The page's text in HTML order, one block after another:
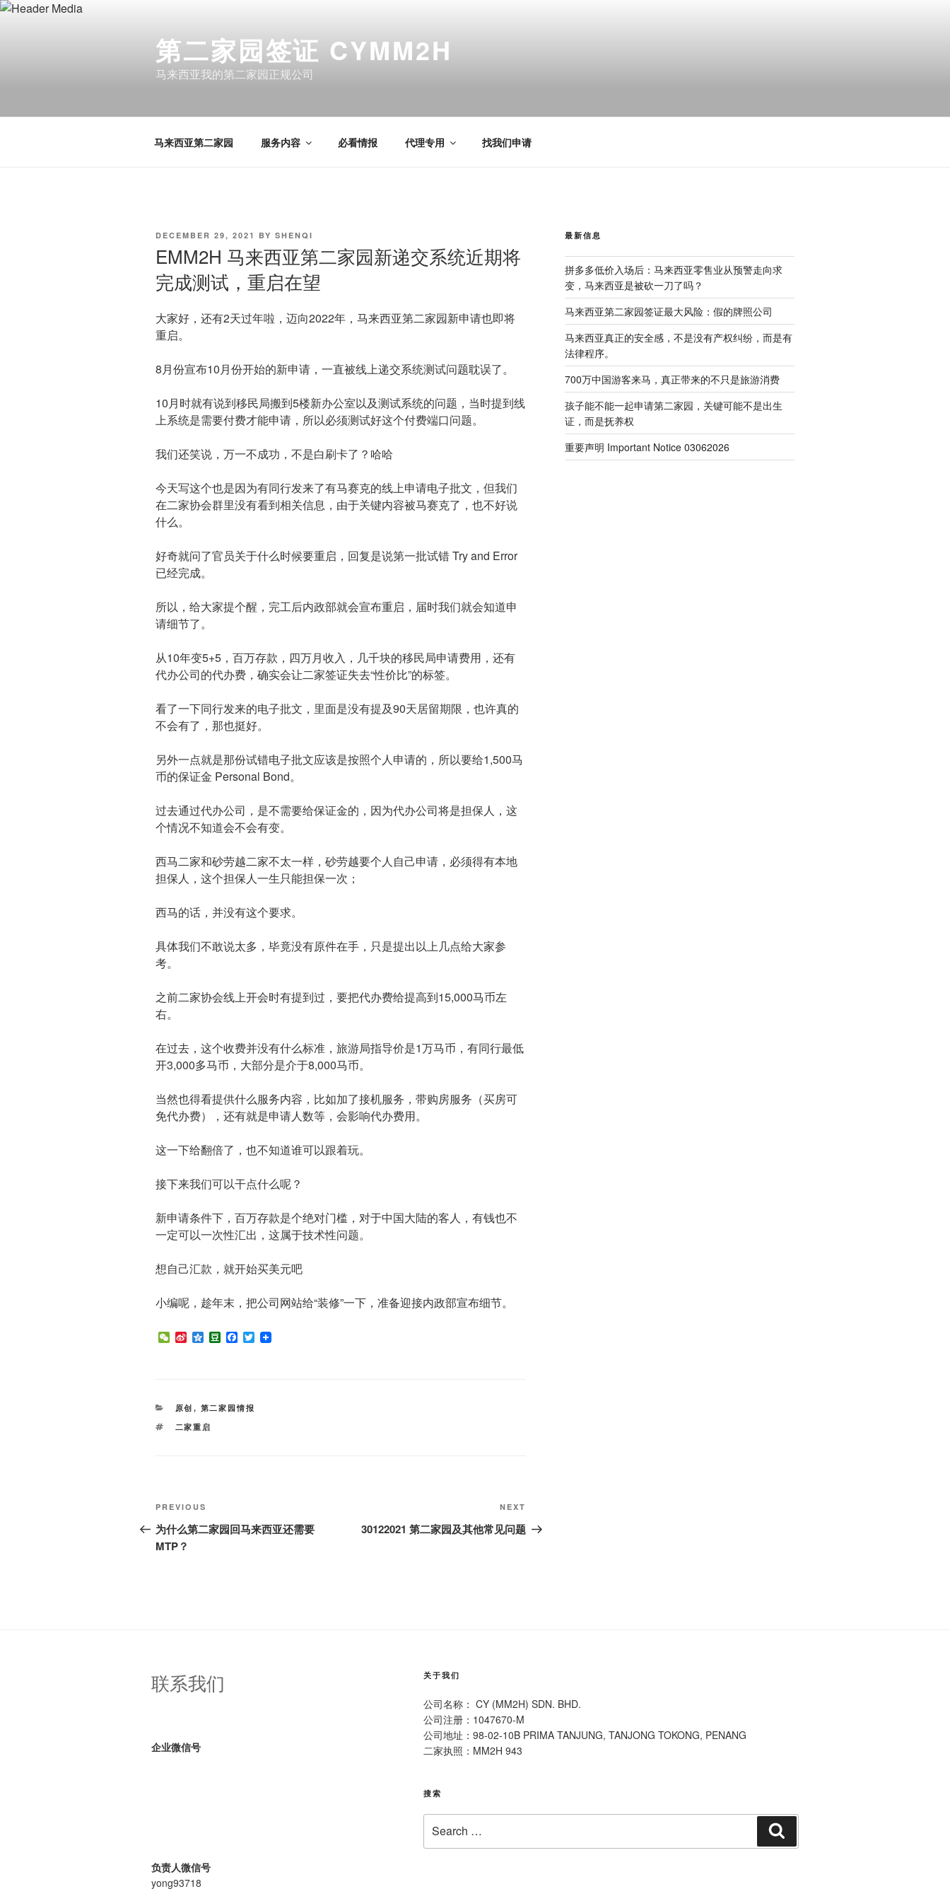
Skip
第二家园签证 CYMM2H
马来西亚我的第二家园正规公司
马来西亚第二家园 服务内容 必看情报 代理专用 找我们申请
POSTED
DECEMBER 29, 2021 BY SHENQI
EMM2H 马来西亚第二家园新递交系统近期将
完成测试，重启在望
​大家好，还有2天过年啦，迈向2022年，马来西亚第二家园新申请也即将
重启。
8月份宣布10月份开始的新申请，一直被线上递交系统测试问题耽误了。
10月时就有说到移民局搬到5楼新办公室以及测试系统的问题，当时提到线
上系统是需要付费才能申请，所以必须测试好这个付费端口问题。
我们还笑说，万一不成功，不是白刷卡了？哈哈
今天写这个也是因为有同行发来了有马赛克的线上申请电子批文，但我们
在二家协会群里没有看到相关信息，由于关键内容被马赛克了，也不好说
什么。
好奇就问了官员关于什么时候要重启，回复是说第一批试错 Try and Error
已经完成。
所以，给大家提个醒，完工后内政部就会宣布重启，届时我们就会知道申
请细节了。
从10年变5+5，百万存款，四万月收入，几千块的移民局申请费用，还有
代办公司的代办费，确实会让二家签证失去“性价比”的标签。
看了一下同行发来的电子批文，里面是没有提及90天居留期限，也许真的
不会有了，那也挺好。
另外一点就是那份试错电子批文应该是按照个人申请的，所以要给1,500马
币的保证金 Personal Bond。
过去通过代办公司，是不需要给保证金的，因为代办公司将是担保人，这
个情况不知道会不会有变。
西马二家和砂劳越二家不太一样，砂劳越要个人自己申请，必须得有本地
担保人，这个担保人一生只能担保一次；
西马的话，并没有这个要求。
具体我们不敢说太多，毕竟没有原件在手，只是提出以上几点给大家参
考。
之前二家协会线上开会时有提到过，要把代办费给提高到15,000马币左
右。
在过去，这个收费并没有什么标准，旅游局指导价是1万马币，有同行最低
开3,000多马币，大部分是介于8,000马币。
当然也得看提供什么服务内容，比如加了接机服务，带购房服务（买房可
免代办费），还有就是申请人数等，会影响代办费用。
这一下给翻倍了，也不知道谁可以跟着玩。
接下来我们可以干点什么呢？
新申请条件下，百万存款是个绝对门槛，对于中国大陆的客人，有钱也不
一定可以一次性汇出，这属于技术性问题。
想自己汇款，就开始买美元吧
小编呢，趁年末，把公司网站给“装修”一下，准备迎接内政部宣布细节。
W
e
S
i
b
o
Q D
o
F
a
o
k
T
w
CATEGORIES
原创 , 第二家园情报
TAGS
二家重启
Post
navigation
Previous
Post
PREVIOUS
为什么第二家园回马来西亚还需要
MTP？
Post
NEXT
30122021 第二家园及其他常见问题
最新信息
拼多多低价入场后：马来西亚零售业从预警走向求
变，马来西亚是被砍一刀了吗？
马来西亚第二家园签证最大风险：假的牌照公司
马来西亚真正的安全感，不是没有产权纠纷，而是有
法律程序。
700万中国游客来马，真正带来的不只是旅游消费
孩子能不能一起申请第二家园，关键可能不是出生
证，而是抚养权
重要声明 Important Notice 03062026
联系我们
企业微信号
负责人微信号
yong93718
关于我们
公司名称： CY (MM2H) SDN. BHD.
公司注册：1047670-M
公司地址：98-02-10B PRIMA TANJUNG, TANJONG TOKONG, PENANG
二家执照：MM2H 943
搜索
for: